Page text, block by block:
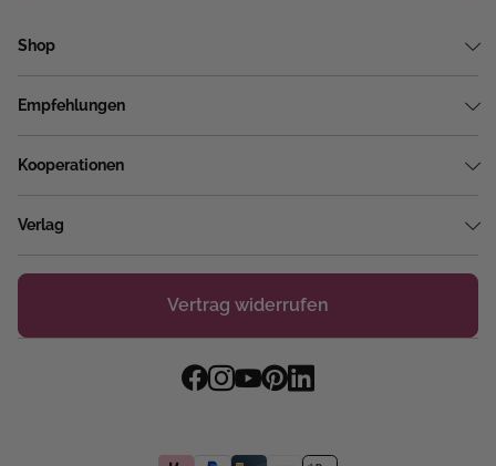
Shop
Empfehlungen
Kooperationen
Verlag
Vertrag widerrufen